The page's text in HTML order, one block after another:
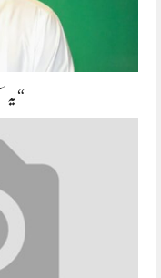
“یہ